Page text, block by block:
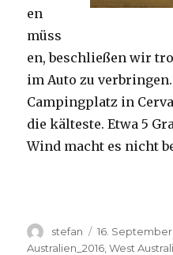
en
müss
en, beschließen wir
im Auto zu
Campingplatz in
die kälteste. Etwa 5
Wind macht es nicht
Autor
stefan
Veröffentlicht
am
16. September
Australien_2016 ,West